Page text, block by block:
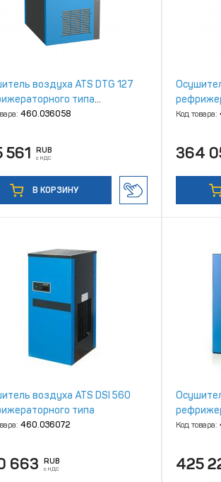
воздуха ATS DTG 127
типа
460.036058
561 RUB
с НДС
В КОРЗИНУ
Код товара:
364
воздуха ATS DSI 560
типа
460.036072
663 RUB
с НДС
Код товара:
425